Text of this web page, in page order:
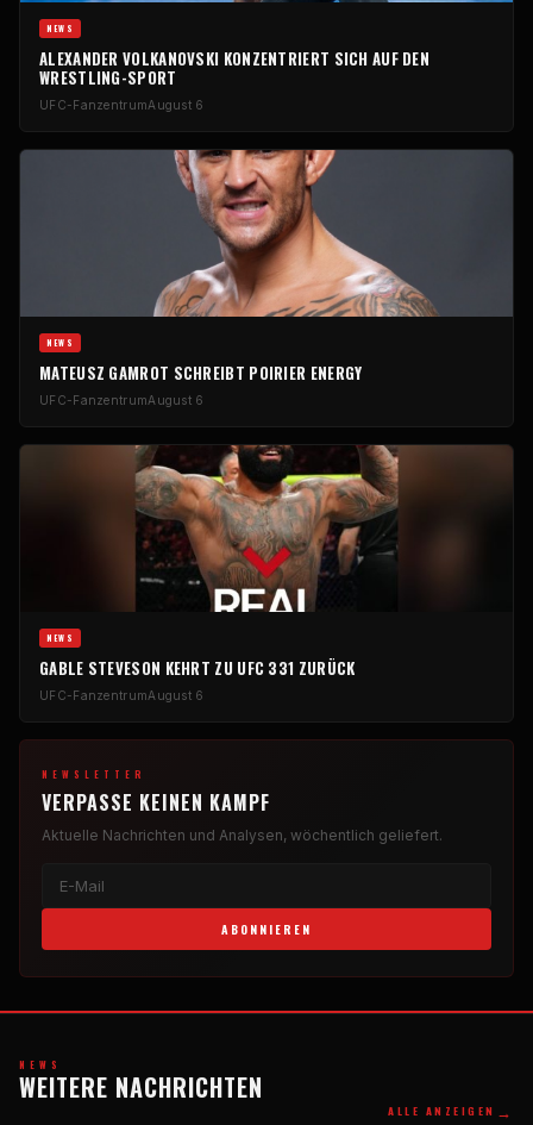
NEWS
ALEXANDER VOLKANOVSKI KONZENTRIERT SICH AUF DEN
WRESTLING-SPORT
UFC-FanzentrumAugust 6
NEWS
MATEUSZ GAMROT SCHREIBT POIRIER ENERGY
UFC-FanzentrumAugust 6
NEWS
GABLE STEVESON KEHRT ZU UFC 331 ZURÜCK
UFC-FanzentrumAugust 6
NEWSLETTER
VERPASSE KEINEN KAMPF
Aktuelle Nachrichten und Analysen, wöchentlich geliefert.
ABONNIEREN
NEWS
WEITERE NACHRICHTEN
ALLE ANZEIGEN →